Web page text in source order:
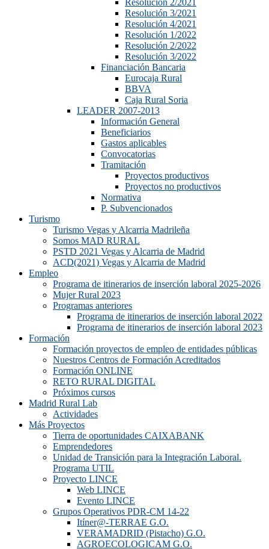
Resolución 2/2021
Resolución 3/2021
Resolución 4/2021
Resolución 1/2022
Resolución 2/2022
Resolución 3/2022
Financiación Bancaria
Eurocaja Rural
BBVA
Caja Rural Soria
LEADER 2007-2013
Información General
Beneficiarios
Gastos aplicables
Convocatorias
Tramitación
Proyectos productivos
Proyectos no productivos
Normativa
P. Subvencionados
Turismo
Turismo Vegas y Alcarria Madrileña
Somos MAD RURAL
PSTD 2021 Vegas y Alcarria de Madrid
ACD(2021) Vegas y Alcarria de Madrid
Empleo
Programa de itinerarios de inserción laboral 2025-2026
Mujer Rural 2023
Programas anteriores
Programa de itinerarios de inserción laboral 2022
Programa de itinerarios de inserción laboral 2023
Formación
Formación proyectos de empleo de entidades públicas
Nuestros Centros de Formación Acreditados
Formación ONLINE
RETO RURAL DIGITAL
Próximos cursos
Madrid Rural Lab
Actividades
Más Proyectos
Tierra de oportunidades CAIXABANK
Emprendedores
Unidad de Transición para la Integración Laboral.
Programa UTIL
Proyecto LINCE
Web LINCE
Evento LINCE
Grupos Operativos PDR-CM 14-22
Itíner@-TERRAE G.O.
VERAMADRID (Pistacho) G.O.
AGROECOLOGICAM G.O.